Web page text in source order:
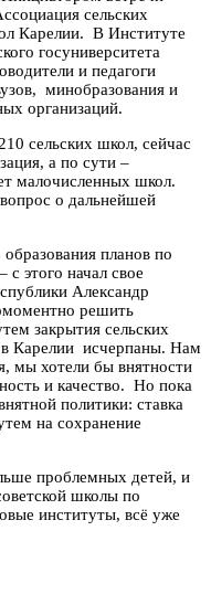
сельских
Карелии. В Институте
госуниверситета
и педагоги
минобразования и
организаций.
сельских школ, сейчас
а по сути –
малочисленных школ.
о дальнейшей
планов по
этого начал свое
Александр
решить
закрытия сельских
Карелии исчерпаны. Нам
мы хотели бы внятности
и качество. Но пока
политики: ставка
на сохранение
проблемных детей, и
школы по
институты, всё уже